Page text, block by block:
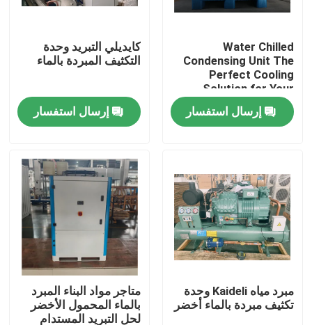
معلومات عنا
جولة في المصنع
مراقبة الجودة
أخبار
القضايا
Water Chilled
Condensing Unit The
Perfect Cooling
Solution for Your
Commercial Needs
Ambient Temperature
5C To 43C
إرسال استفسار
كايديلي التبريد وحدة
التكثيف المبردة بالماء
إرسال استفسار
مبرد مياه Kaideli وحدة
تكثيف مبردة بالماء أخضر
متاجر مواد البناء المبرد
بالماء المحمول الأخضر
لحل التبريد المستدام